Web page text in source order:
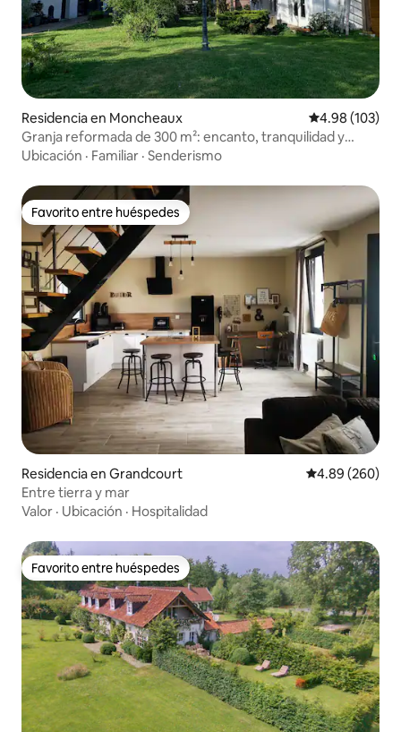
Residencia en Moncheaux Calificación
4.98 (103)
Granja reformada de 300 m²: encanto, tranquilidad y
naturaleza
Ubicación · Familiar · Senderismo
Favorito entre huéspedes
Favorito entre huéspedes
Residencia en Grandcourt Calificación
4.89 (260)
Entre tierra y mar
Valor · Ubicación · Hospitalidad
Favorito entre huéspedes
Favorito entre huéspedes